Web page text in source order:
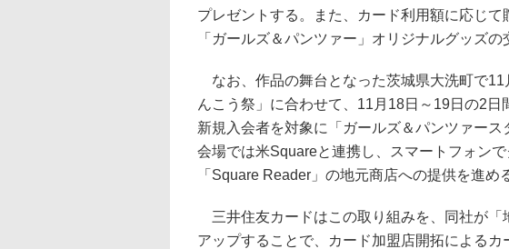
プレゼントする。また、カード利用額に応じ
「ガールズ＆パンツァー」オリジナルグッズの
なお、作品の舞台となった茨城県大洗町で
んこう祭」に合わせて、11月18日～19日の2
新規入会者を対象に「ガールズ＆パンツァー
会場では米Squareと連携し、スマートフォン
「Square Reader」の地元商店への提供を進め
三井住友カードはこの取り組みを、同社が「
アップすることで、カード加盟店開拓による